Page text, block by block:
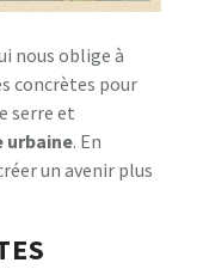
nous oblige à
concrètes pour
serre et
urbaine. En
un avenir plus